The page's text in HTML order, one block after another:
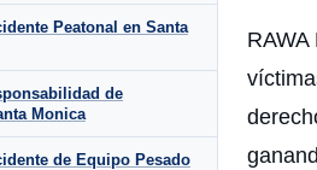
Peatonal en Santa
de
Monica
de Equipo Pesado